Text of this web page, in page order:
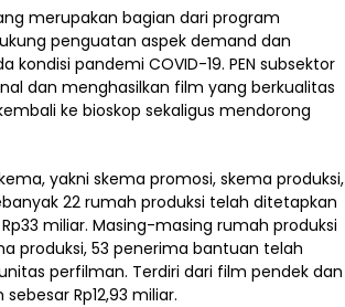
merupakan bagian dari program
penguatan aspek demand dan
pandemi COVID-19. PEN subsektor
dan menghasilkan film yang berkualitas
ke bioskop sekaligus mendorong
yakni skema promosi, skema produksi,
22 rumah produksi telah ditetapkan
miliar. Masing-masing rumah produksi
produksi, 53 penerima bantuan telah
perfilman. Terdiri dari film pendek dan
Rp12,93 miliar.